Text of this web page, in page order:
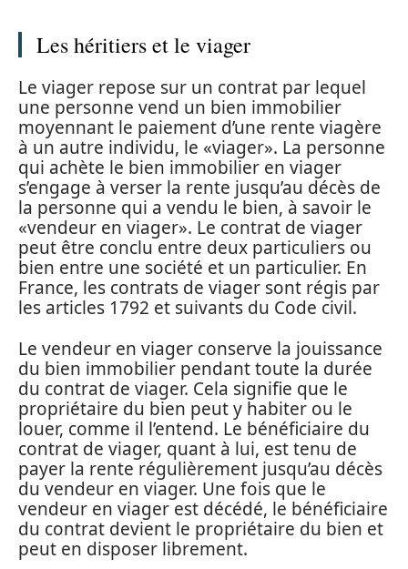
Les héritiers et le viager
Le viager repose sur un contrat par lequel
une personne vend un bien immobilier
moyennant le paiement d’une rente viagère
à un autre individu, le «viager». La personne
qui achète le bien immobilier en viager
s’engage à verser la rente jusqu’au décès de
la personne qui a vendu le bien, à savoir le
«vendeur en viager». Le contrat de viager
peut être conclu entre deux particuliers ou
bien entre une société et un particulier. En
France, les contrats de viager sont régis par
les articles 1792 et suivants du Code civil.
Le vendeur en viager conserve la jouissance
du bien immobilier pendant toute la durée
du contrat de viager. Cela signifie que le
propriétaire du bien peut y habiter ou le
louer, comme il l’entend. Le bénéficiaire du
contrat de viager, quant à lui, est tenu de
payer la rente régulièrement jusqu’au décès
du vendeur en viager. Une fois que le
vendeur en viager est décédé, le bénéficiaire
du contrat devient le propriétaire du bien et
peut en disposer librement.